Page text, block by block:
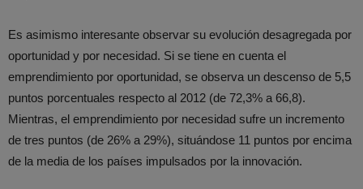
Es asimismo interesante observar su evolución desagregada por
oportunidad y por necesidad. Si se tiene en cuenta el
emprendimiento por oportunidad, se observa un descenso de 5,5
puntos porcentuales respecto al 2012 (de 72,3% a 66,8).
Mientras, el emprendimiento por necesidad sufre un incremento
de tres puntos (de 26% a 29%), situándose 11 puntos por encima
de la media de los países impulsados por la innovación.